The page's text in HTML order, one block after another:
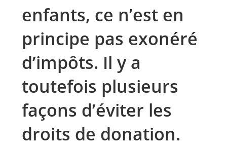
enfants, ce n’est en
principe pas exonéré
d’impôts. Il y a
toutefois plusieurs
façons d’éviter les
droits de donation.